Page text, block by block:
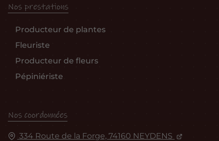
Nos prestations
Producteur de plantes
Fleuriste
Producteur de fleurs
Pépiniériste
Nos coordonnées
334 Route de la Forge, 74160 NEYDENS